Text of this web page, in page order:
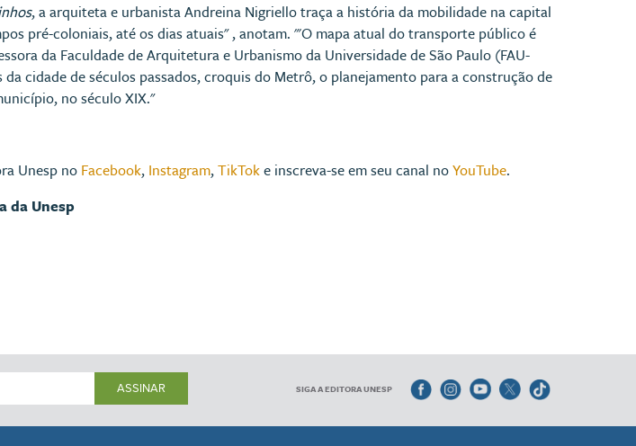
, a arquiteta e urbanista Andreina Nigriello traça a história da mobilidade na capital
pré-coloniais, até os dias atuais" , anotam. "'O mapa atual do transporte público é
da Faculdade de Arquitetura e Urbanismo da Universidade de São Paulo (FAU-
da cidade de séculos passados, croquis do Metrô, o planejamento para a construção de
no século XIX."
Unesp no Facebook, Instagram,TikToke inscreva-se em seu canal noYouTube.
da Unesp
ASSINAR SIGA A EDITORA UNESP